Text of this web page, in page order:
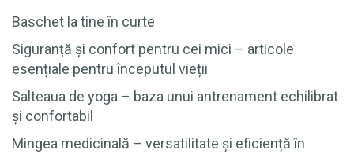
Baschet la tine în curte
Siguranță și confort pentru cei mici – articole
esențiale pentru începutul vieții
Salteaua de yoga – baza unui antrenament echilibrat
și confortabil
Mingea medicinală – versatilitate și eficiență în